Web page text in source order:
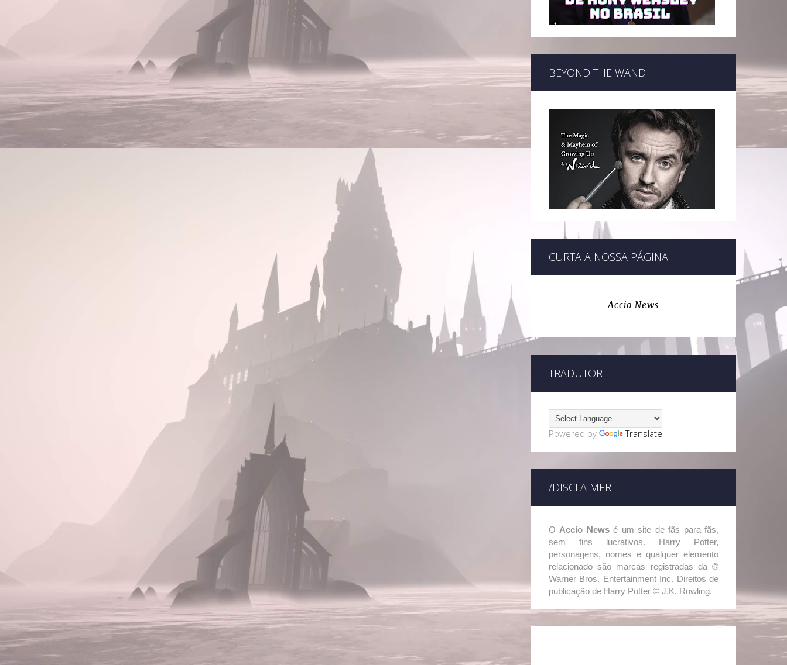
BEYOND THE WAND
CURTA A NOSSA PÁGINA
Accio News
TRADUTOR
Powered by Translate
/DISCLAIMER
O Accio Newsé um site de fãs para fãs,
sem fins lucrativos. Harry Potter,
personagens, nomes e qualquer elemento
relacionado são marcas registradas da ©
Warner Bros. Entertainment Inc. Direitos de
publicação de Harry Potter © J.K. Rowling.